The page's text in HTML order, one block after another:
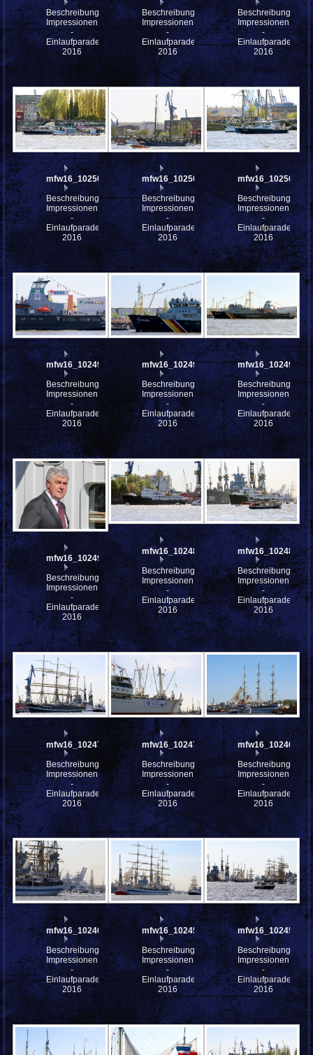
Beschreibung:
Impressionen
-
Einlaufparade
2016
Beschreibung:
Impressionen
-
Einlaufparade
2016
Beschreibung:
Impressionen
-
Einlaufparade
2016
mfw16_102505
Beschreibung:
Impressionen
-
Einlaufparade
2016
mfw16_102502
Beschreibung:
Impressionen
-
Einlaufparade
2016
mfw16_102500
Beschreibung:
Impressionen
-
Einlaufparade
2016
mfw16_102499
Beschreibung:
Impressionen
-
Einlaufparade
2016
mfw16_102497
Beschreibung:
Impressionen
-
Einlaufparade
2016
mfw16_102495
Beschreibung:
Impressionen
-
Einlaufparade
2016
mfw16_102491
Beschreibung:
Impressionen
-
Einlaufparade
2016
mfw16_102484
Beschreibung:
Impressionen
-
Einlaufparade
2016
mfw16_102482
Beschreibung:
Impressionen
-
Einlaufparade
2016
mfw16_102475
Beschreibung:
Impressionen
-
Einlaufparade
2016
mfw16_102471
Beschreibung:
Impressionen
-
Einlaufparade
2016
mfw16_102464
Beschreibung:
Impressionen
-
Einlaufparade
2016
mfw16_102463
Beschreibung:
Impressionen
-
Einlaufparade
2016
mfw16_102454
Beschreibung:
Impressionen
-
Einlaufparade
2016
mfw16_102453
Beschreibung:
Impressionen
-
Einlaufparade
2016